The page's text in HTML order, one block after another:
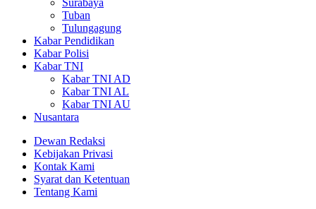
Surabaya
Tuban
Tulungagung
Kabar Pendidikan
Kabar Polisi
Kabar TNI
Kabar TNI AD
Kabar TNI AL
Kabar TNI AU
Nusantara
Dewan Redaksi
Kebijakan Privasi
Kontak Kami
Syarat dan Ketentuan
Tentang Kami